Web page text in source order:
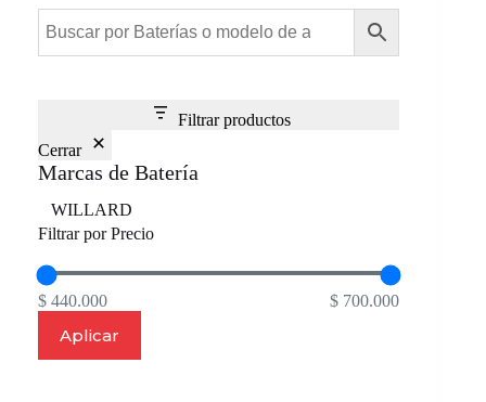
Filtrar productos
Cerrar
Marcas de Batería
Marca
WILLARD
Filtrar por Precio
$ 440.000 $ 700.000
Aplicar